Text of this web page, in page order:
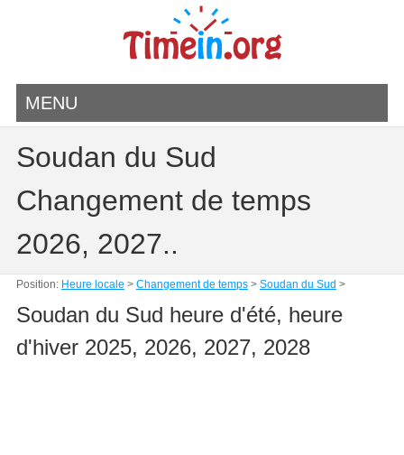
MENU
Soudan du Sud
Changement de temps
2026, 2027..
Position: Heure locale > Changement de temps> Soudan du Sud >
Soudan du Sud heure d'été, heure
d'hiver 2025, 2026, 2027, 2028